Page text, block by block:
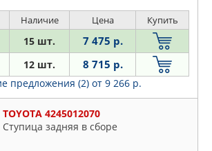
Наличие Цена Купить
15 шт. 7 475 р.
12 шт. 8 715 р.
предложения (2) от 9 266 р.
TOYOTA 4245012070
Ступица задняя в сборе